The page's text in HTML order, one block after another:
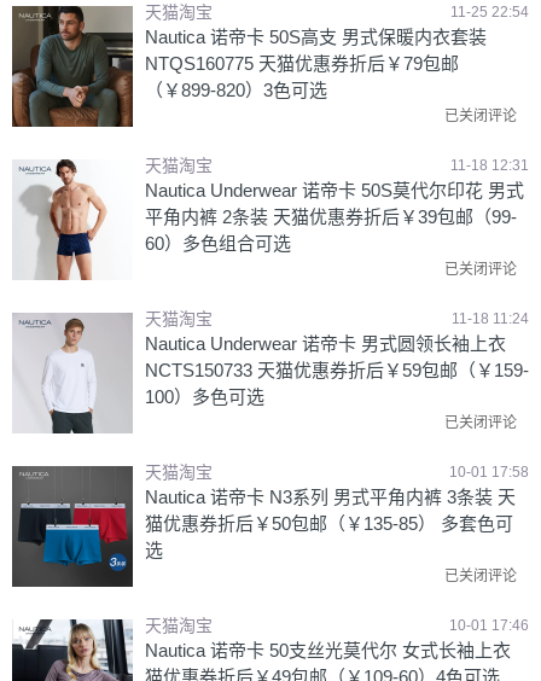
天猫淘宝 11-25 22:54
Nautica 诺帝卡 50S高支 男式保暖内衣套装
NTQS160775 天猫优惠券折后￥79包邮
（￥899-820）3色可选
已关闭评论
天猫淘宝 11-18 12:31
Nautica Underwear 诺帝卡 50S莫代尔印花 男式
平角内裤 2条装 天猫优惠券折后￥39包邮（99-
60）多色组合可选
已关闭评论
天猫淘宝 11-18 11:24
Nautica Underwear 诺帝卡 男式圆领长袖上衣
NCTS150733 天猫优惠券折后￥59包邮（￥159-
100）多色可选
已关闭评论
天猫淘宝 10-01 17:58
Nautica 诺帝卡 N3系列 男式平角内裤 3条装 天
猫优惠券折后￥50包邮（￥135-85） 多套色可
选
已关闭评论
天猫淘宝 10-01 17:46
Nautica 诺帝卡 50支丝光莫代尔 女式长袖上衣
猫优惠券折后￥49包邮（￥109-60）4色可选